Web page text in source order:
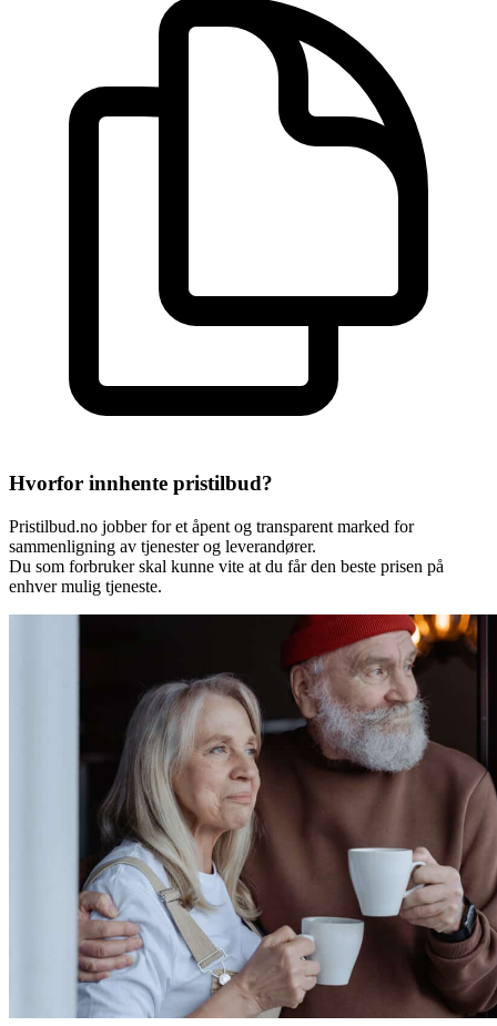
Hvorfor innhente pristilbud?
Pristilbud.no jobber for et åpent og transparent marked for
sammenligning av tjenester og leverandører.
Du som forbruker skal kunne vite at du får den beste prisen på
enhver mulig tjeneste.